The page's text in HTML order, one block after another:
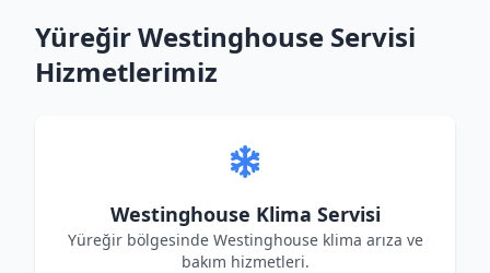
Yüreğir Westinghouse Servisi
Hizmetlerimiz
Westinghouse Klima Servisi
Yüreğir bölgesinde Westinghouse klima arıza ve
bakım hizmetleri.